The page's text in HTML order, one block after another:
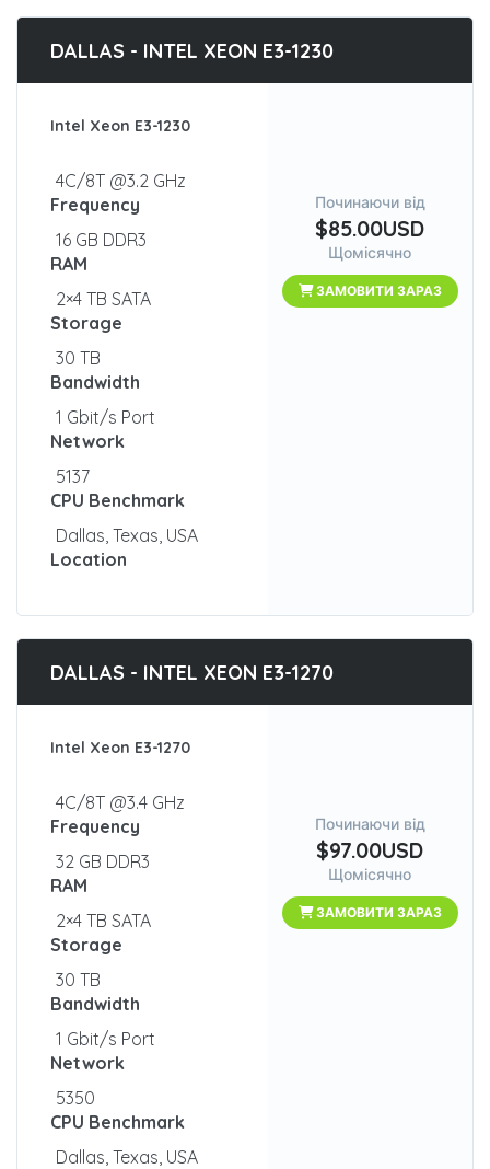
DALLAS - INTEL XEON E3-1230
Intel Xeon E3-1230
4C/8T @3.2 GHz
Frequency
16 GB DDR3
RAM
2×4 TB SATA
Storage
30 TB
Bandwidth
1 Gbit/s Port
Network
5137
CPU Benchmark
Dallas, Texas, USA
Location
Починаючи від
$85.00USD
Щомісячно
ЗАМОВИТИ ЗАРАЗ
DALLAS - INTEL XEON E3-1270
Intel Xeon E3-1270
4C/8T @3.4 GHz
Frequency
32 GB DDR3
RAM
2×4 TB SATA
Storage
30 TB
Bandwidth
1 Gbit/s Port
Network
5350
CPU Benchmark
Dallas, Texas, USA
Починаючи від
$97.00USD
Щомісячно
ЗАМОВИТИ ЗАРАЗ